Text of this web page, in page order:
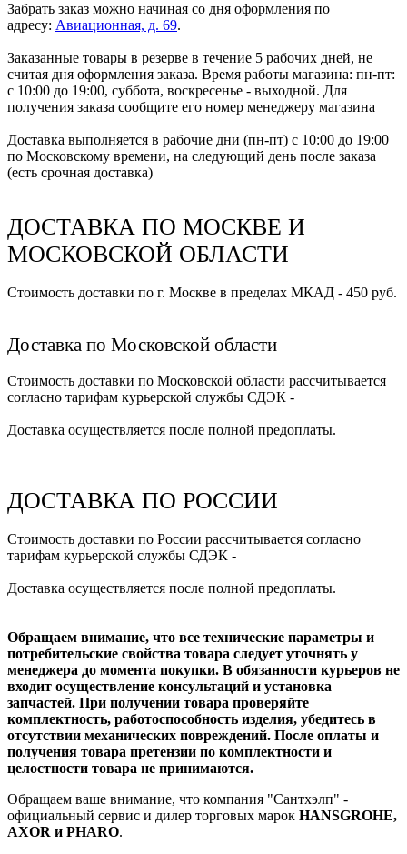
Забрать заказ можно начиная со дня оформления по
адресу: Авиационная, д. 69.
Заказанные товары в резерве в течение 5 рабочих дней, не
считая дня оформления заказа. Время работы магазина: пн-пт:
с 10:00 до 19:00, суббота, воскресенье - выходной. Для
получения заказа сообщите его номер менеджеру магазина
Доставка выполняется в рабочие дни (пн-пт) с 10:00 до 19:00
по Московскому времени, на следующий день после заказа
(есть срочная доставка)
ДОСТАВКА ПО МОСКВЕ И
МОСКОВСКОЙ ОБЛАСТИ
Стоимость доставки по г. Москве в пределах МКАД - 450 руб.
Доставка по Московской области
Стоимость доставки по Московской области рассчитывается
согласно тарифам курьерской службы СДЭК -
Доставка осуществляется после полной предоплаты.
ДОСТАВКА ПО РОССИИ
Стоимость доставки по России рассчитывается согласно
тарифам курьерской службы СДЭК -
Доставка осуществляется после полной предоплаты.
Обращаем внимание, что все технические параметры и
потребительские свойства товара следует уточнять у
менеджера до момента покупки. В обязанности курьеров не
входит осуществление консультаций и установка
запчастей. При получении товара проверяйте
комплектность, работоспособность изделия, убедитесь в
отсутствии механических повреждений. После оплаты и
получения товара претензии по комплектности и
целостности товара не принимаются.
Обращаем ваше внимание, что компания "Сантхэлп" -
официальный сервис и дилер торговых марок HANSGROHE,
AXOR и PHARO.